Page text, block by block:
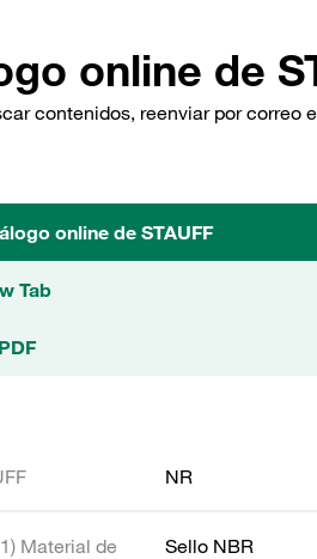
online de
contenidos, reenviar por correo
online de STAUFF
Tab
NR
Material de
Sello NBR